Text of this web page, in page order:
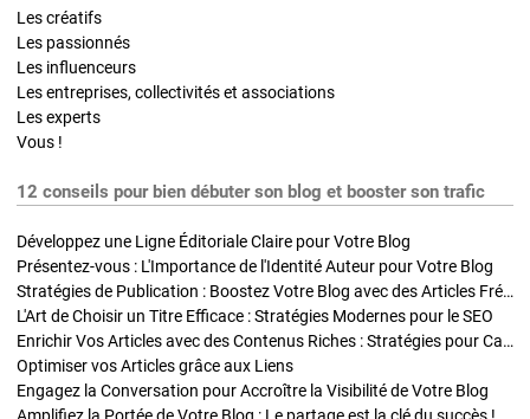
Les créatifs
Les passionnés
Les influenceurs
Les entreprises, collectivités et associations
Les experts
Vous !
12 conseils pour bien débuter son blog et booster son trafic
Développez une Ligne Éditoriale Claire pour Votre Blog
Présentez-vous : L'Importance de l'Identité Auteur pour Votre Blog
Stratégies de Publication : Boostez Votre Blog avec des Articles Fréquents et Exclusifs
L'Art de Choisir un Titre Efficace : Stratégies Modernes pour le SEO
Enrichir Vos Articles avec des Contenus Riches : Stratégies pour Captiver et Optimiser
Optimiser vos Articles grâce aux Liens
Engagez la Conversation pour Accroître la Visibilité de Votre Blog